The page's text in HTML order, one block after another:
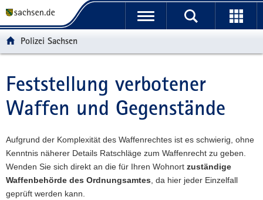
t
ü
b
e
g
r
e
i
f
t
n
a
v
g
a
t
i
o
p
n
h
a
t
t
e
n
o
r
m
a
t
t
-
B
e
e
i
c
h
Polizei Sachsen
Hauptinhalt
Feststellung verbotener
Waffen und Gegenstände
Aufgrund der Komplexität des Waffenrechtes ist es schwierig, ohne
Kenntnis näherer Details Ratschläge zum Waffenrecht zu geben.
Wenden Sie sich direkt an die für Ihren Wohnort zuständige
Waffenbehörde des Ordnungsamtes , da hier jeder Einzelfall
geprüft werden kann.